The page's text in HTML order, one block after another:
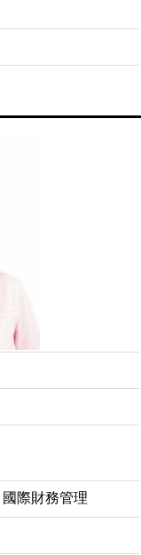
際財務管理